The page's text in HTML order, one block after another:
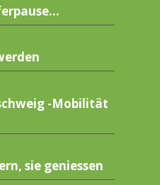
-Mobilität
sie geniessen